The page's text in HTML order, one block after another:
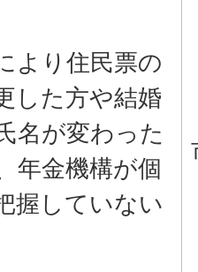
より住民票の
した方や結婚
名が変わった
年金機構が個
握していない